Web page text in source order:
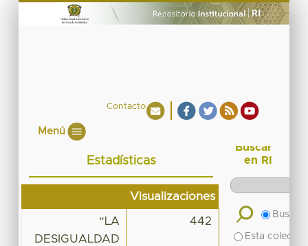
Contacto
Menú
Estadísticas
Visualizaciones
“LA
DESIGUALDAD
442
Buscar
en RI
Buscar
Esta